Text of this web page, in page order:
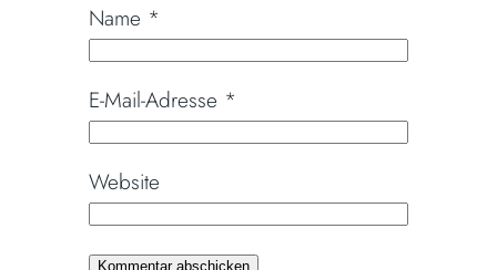
Name *
E-Mail-Adresse *
Website